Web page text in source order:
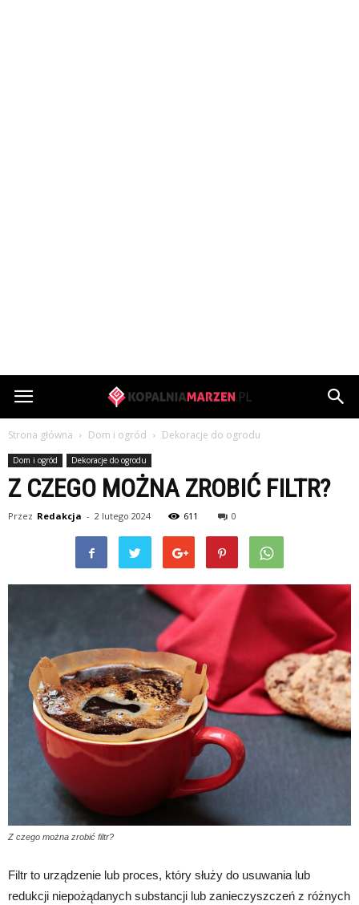
KopalniaMarzen.pl
Strona główna Dom i ogród Dekoracje do ogrodu
Dom i ogród Dekoracje do ogrodu
Z CZEGO MOŻNA ZROBIĆ FILTR?
Przez Redakcja - 2 lutego 2024 611 0
Z czego można zrobić filtr?
Filtr to urządzenie lub proces, który służy do usuwania lub
redukcji niepożądanych substancji lub zanieczyszczeń z różnych